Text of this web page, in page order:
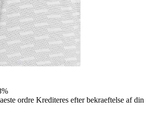
ordre Krediteres efter bekraeftelse af din